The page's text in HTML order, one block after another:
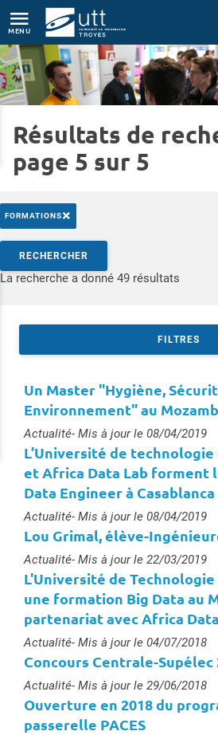
MENU
Accueil Formations Rencontrez-nous
Résultats de
page 5 sur 5
FORMATIONS×
Rechercher par mots-clés
RECHERCHER
La recherche a donné 49 résultats
FILTRES
Un Master "Hygiène,
Environnement" au
Type :
Actualité- Mis à jour le 08/04/2019
L’Université de technologie
et Africa Data Lab forment
Data Engineer à Casablanca
Type :
Actualité- Mis à jour le 08/04/2019
Lou Grimal, élève-
Type :
Actualité- Mis à jour le 22/03/2019
L'Université de
une formation Big Data au
partenariat avec Africa
Type :
Actualité- Mis à jour le 04/07/2018
Concours Centrale-Supélec
Type :
Actualité- Mis à jour le 29/06/2018
Ouverture en 2018 du
passerelle PACES